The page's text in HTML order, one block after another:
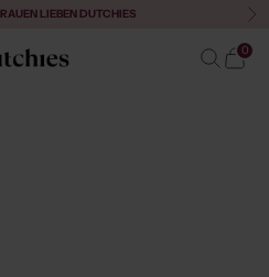
LIEBEN DUTCHIES Vor
Suchen
0